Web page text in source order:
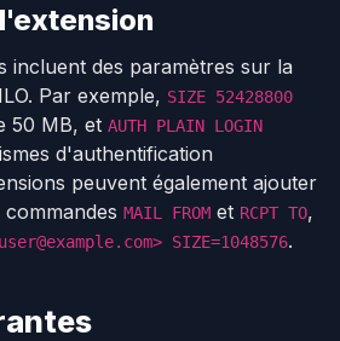
incluent des paramètres sur la
Par exemple, SIZE 52428800
50 MB, et AUTH PLAIN LOGIN
d'authentification
peuvent également ajouter
MAIL FROM et RCPT TO,
SIZE=1048576.